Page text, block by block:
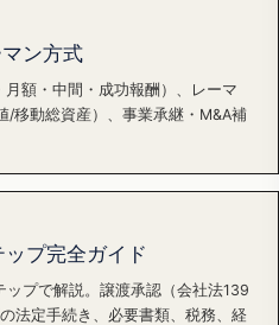
ン方式
額・中間・成功報酬）、レーマ
/移動総資産）、事業承継・M&A補
プ完全ガイド
プで解説。譲渡承認（会社法139
法定手続き、必要書類、税務、経